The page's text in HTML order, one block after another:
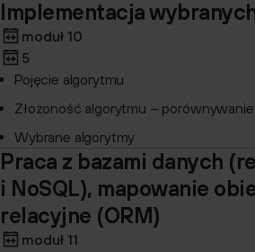
Implementacja
moduł 10
5
Pojęcie algorytmu
Złożoność algorytmu –
Wybrane algorytmy
Praca z bazami danych
i NoSQL), mapowanie
relacyjne (ORM)
moduł 11